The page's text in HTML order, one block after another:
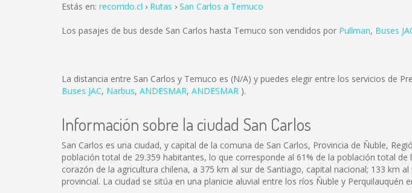
Estás en: recorrido.cl Rutas San Carlos a Temuco
Los pasajes de bus desde San Carlos hasta Temuco son vendidos por Pullman, Buses
La distancia entre San Carlos y Temuco es (N/A) y puedes elegir entre los servicios de
Buses JAC, Narbus, ANDESMAR, ANDESMAR ).
Información sobre la ciudad San Carlos
San Carlos es una ciudad, y capital de la comuna de San Carlos, Provincia de Ñuble,
población total de 29.359 habitantes, lo que corresponde al 61% de la población total
corazón de la agricultura chilena, a 375 km al sur de Santiago, capital nacional; 133 km
provincial. La ciudad se sitúa en una planicie aluvial entre los ríos Ñuble y Perquilauquén